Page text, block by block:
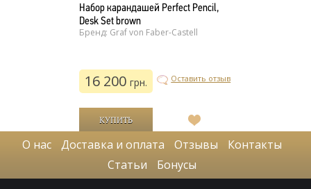
Набор карандашей Perfect Pencil,
Desk Set brown
Бренд: Graf von Faber-Castell
16 200 грн. Оставить отзыв
В
список
желаний
О нас Доставка и оплата Отзывы
Контакты
Статьи
Бонусы